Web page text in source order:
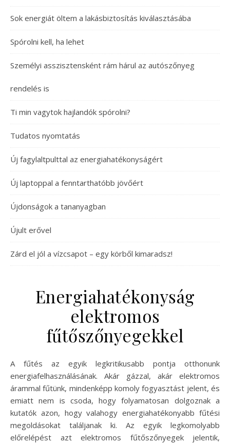
Sok energiát öltem a lakásbiztosítás kiválasztásába
Spórolni kell, ha lehet
Személyi asszisztensként rám hárul az autószőnyeg
rendelés is
Ti min vagytok hajlandók spórolni?
Tudatos nyomtatás
Új fagylaltpulttal az energiahatékonyságért
Új laptoppal a fenntarthatóbb jövőért
Újdonságok a tananyagban
Újult erővel
Zárd el jól a vízcsapot – egy körből kimaradsz!
Energiahatékonyság
elektromos
fűtőszőnyegekkel
A fűtés az egyik legkritikusabb pontja otthonunk
energiafelhasználásának. Akár gázzal, akár elektromos
árammal fűtünk, mindenképp komoly fogyasztást jelent, és
emiatt nem is csoda, hogy folyamatosan dolgoznak a
kutatók azon, hogy valahogy energiahatékonyabb fűtési
megoldásokat találjanak ki. Az egyik legkomolyabb
előrelépést azt elektromos fűtőszőnyegek jelentik,